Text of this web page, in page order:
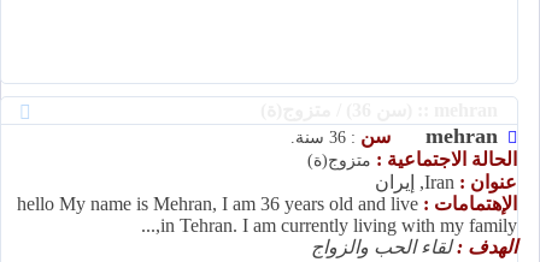
mehran سن : 36 سنة.
الحالة الاجتماعية : متزوج(ة)
عنوان : Iran, إيران
الإهتمامات : hello My name is Mehran, I am 36 years old and live
in Tehran. I am currently living with my family,...
الهدف :لقاء الحب والزواج